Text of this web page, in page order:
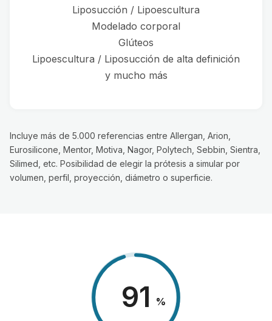
Liposucción / Lipoescultura
Modelado corporal
Glúteos
Lipoescultura / Liposucción de alta definición
y mucho más
Incluye más de 5.000 referencias entre Allergan, Arion,
Eurosilicone, Mentor, Motiva, Nagor, Polytech, Sebbin, Sientra,
Silimed, etc. Posibilidad de elegir la prótesis a simular por
volumen, perfil, proyección, diámetro o superficie.
98 %